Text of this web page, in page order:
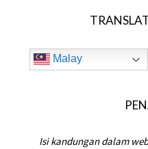
Malay
Isi kandungan dalam